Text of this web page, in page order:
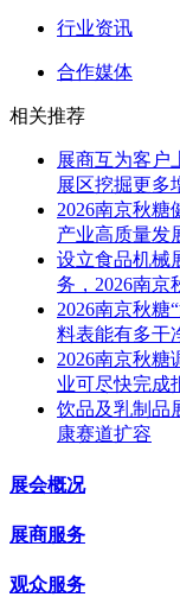
行业资讯
合作媒体
相关推荐
展商互为客户
展区挖掘更多
2026南京秋糖
产业高质量发
设立食品机械
务，2026南京
2026南京秋糖
料表能有多干
2026南京秋糖
业可尽快完成
饮品及乳制品
康赛道扩容
展会概况
展商服务
观众服务